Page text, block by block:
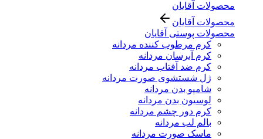
محصولات آقایان
محصولات آقایان
محصولات پوستی آقایان
کرم مرطوب کننده مردانه
کرم آبرسان مردانه
کرم ضد آفتاب مردانه
ژل شستشوی صورت مردانه
شامپو بدن مردانه
لوسیون بدن مردانه
کرم دور چشم مردانه
بالم لب مردانه
ماسک صورت مردانه